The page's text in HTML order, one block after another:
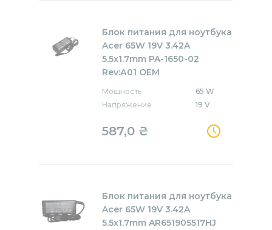
Блок питания для ноутбука
Acer 65W 19V 3.42A
5.5x1.7mm PA-1650-02
Rev:А01 OEM
Мощность
65 W
Напряжение
19 V
587,0 ₴
Блок питания для ноутбука
Acer 65W 19V 3.42A
5.5x1.7mm AR651905517HJ